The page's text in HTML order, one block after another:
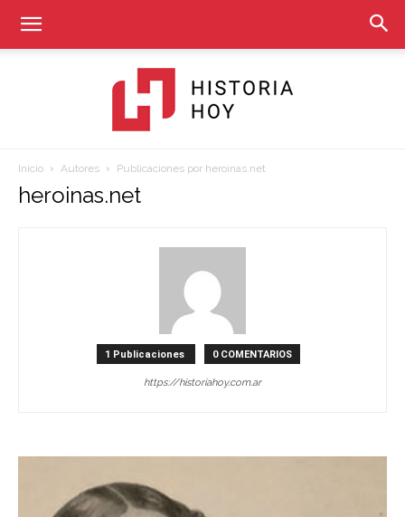
Historia
Inicio Autores Publicaciones por heroinas.net
heroinas.net
1 Publicaciones 0 COMENTARIOS
https://historiahoy.com.ar